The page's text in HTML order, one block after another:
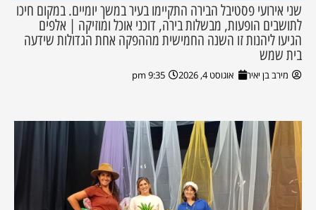
שני אירועי פסטיבל הבירה התקיימו בעיר במשך יומיים. במקום חיכו
לתושבים הופעות, מבשלות בירה, דוכני אוכל ומוזיקה | אלפים
הגיעו ליהנות זו השנה החמישית מההפקה אחת הגדולות שידעה
בית שמש
מירב בן יאיר אוגוסט 4, 2026 9:35 pm